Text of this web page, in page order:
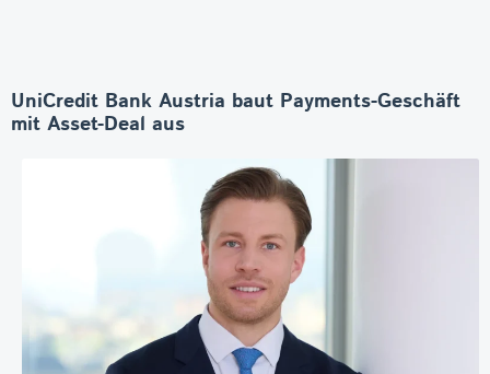
UniCredit Bank Austria baut Payments-Geschäft
mit Asset-Deal aus